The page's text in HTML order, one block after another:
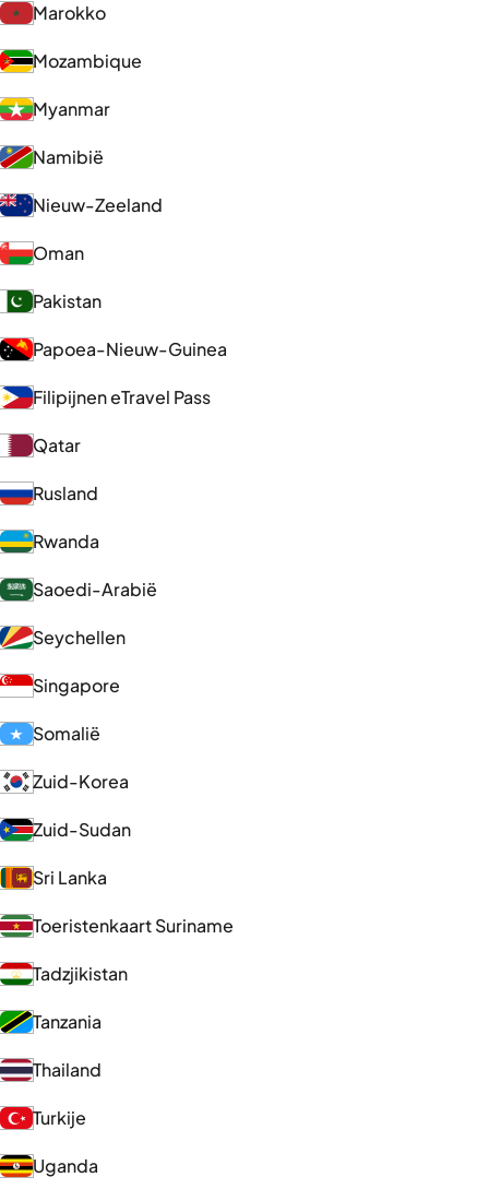
Marokko
Mozambique
Myanmar
Namibië
Nieuw-Zeeland
Oman
Pakistan
Papoea-Nieuw-Guinea
Filipijnen eTravel Pass
Qatar
Rusland
Rwanda
Saoedi-Arabië
Seychellen
Singapore
Somalië
Zuid-Korea
Zuid-Sudan
Sri Lanka
Toeristenkaart Suriname
Tadzjikistan
Tanzania
Thailand
Turkije
Uganda